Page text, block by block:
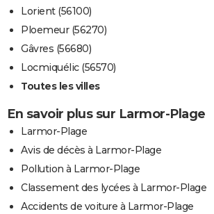
Lorient (56100)
Ploemeur (56270)
Gâvres (56680)
Locmiquélic (56570)
Toutes les villes
En savoir plus sur Larmor-Plage
Larmor-Plage
Avis de décès à Larmor-Plage
Pollution à Larmor-Plage
Classement des lycées à Larmor-Plage
Accidents de voiture à Larmor-Plage